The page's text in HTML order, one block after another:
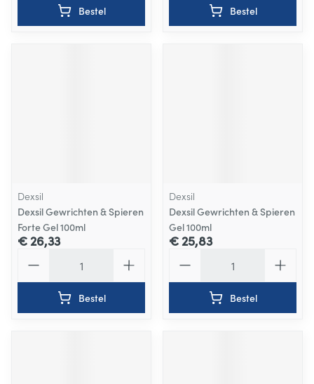
Bestel Bestel
Dexsil
Dexsil Gewrichten & Spieren
Forte Gel 100ml
€ 26,33
Bestel
Dexsil
Dexsil Gewrichten & Spieren
Gel 100ml
€ 25,83
Bestel